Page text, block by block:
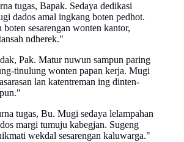
tugas, Bapak. Sedaya dedikasi
dados amal ingkang boten pedhot.
boten sesarengan wonten kantor,
ndherek."
Pak. Matur nuwun sampun paring
tinulung wonten papan kerja. Mugi
lan katentreman ing dinten-
tugas, Bu. Mugi sedaya lelampahan
margi tumuju kabegjan. Sugeng
wekdal sesarengan kaluwarga."